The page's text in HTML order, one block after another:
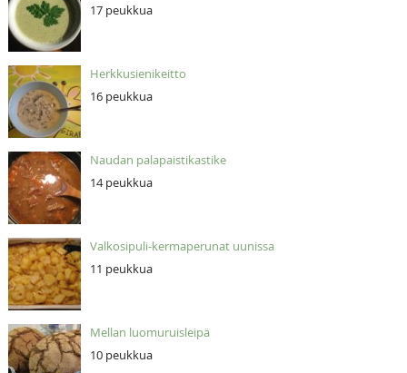
17 peukkua
Herkkusienikeitto
16 peukkua
Naudan palapaistikastike
14 peukkua
Valkosipuli-kermaperunat uunissa
11 peukkua
Mellan luomuruisleipä
10 peukkua